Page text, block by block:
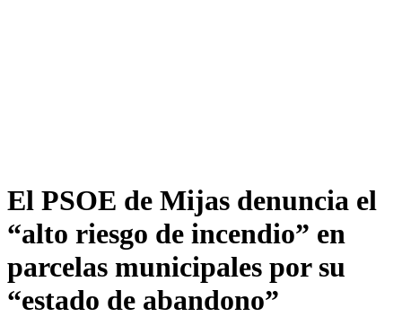
El PSOE de Mijas denuncia el
“alto riesgo de incendio” en
parcelas municipales por su
“estado de abandono”